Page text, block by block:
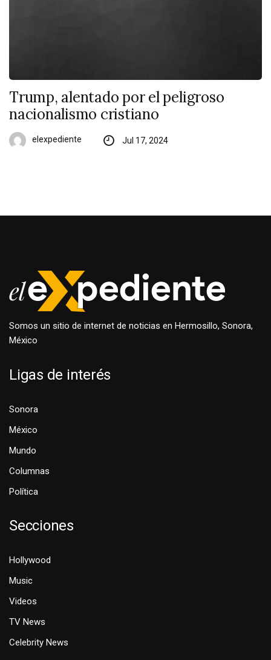
Trump, alentado por el peligroso
nacionalismo cristiano
elexpediente Jul 17, 2024
Somos un sitio de internet de noticias en Hermosillo, Sonora,
México
Ligas de interés
Sonora
México
Mundo
Columnas
Política
Secciones
Hollywood
Music
Videos
TV News
Celebrity News